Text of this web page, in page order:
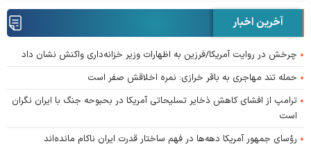
آخرین اخبار
چرخش در روایت آمریکا/فرزین به اظهارات وزیر خزانه‌داری واکنش نشان داد
حمله تند مهاجری به باقر خرازی: نمره اخلاقش صفر است
ترامپ از افشای کاهش ذخایر تسلیحاتی آمریکا در بحبوحه جنگ با ایران نگران
است
رؤسای جمهور آمریکا دهه‌ها در فهم ساختار قدرت ایران ناکام مانده‌اند